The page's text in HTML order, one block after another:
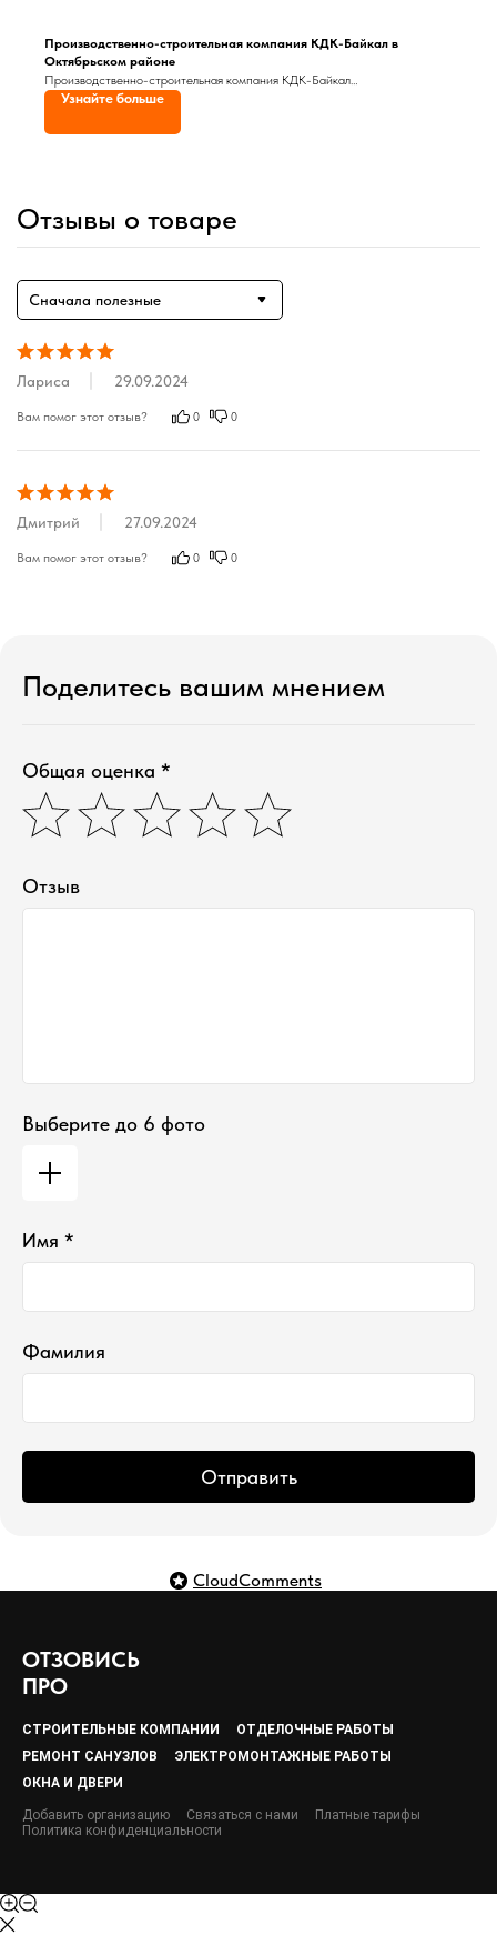
Производственно-строительная компания КДК-Байкал в
Октябрьском районе
Производственно-строительная компания КДК-Байкал
специализируется на строительстве бань и саун, домов под ключ, а также
Узнайте больше
Отзывы о товаре
Сначала полезные
Лариса 29.09.2024
Вам помог этот отзыв? 0 0
Дмитрий 27.09.2024
Вам помог этот отзыв? 0 0
Поделитесь вашим мнением
Общая оценка *
Отзыв
Выберите до 6 фото
Имя *
Фамилия
Отправить
CloudComments
ОТЗОВИСЬ
ПРО
СТРОИТЕЛЬНЫЕ КОМПАНИИ
ОТДЕЛОЧНЫЕ РАБОТЫ
РЕМОНТ САНУЗЛОВ
ЭЛЕКТРОМОНТАЖНЫЕ РАБОТЫ
ОКНА И ДВЕРИ
Добавить организацию Связаться с нами
Платные тарифы
Политика конфиденциальности